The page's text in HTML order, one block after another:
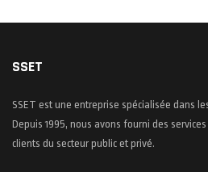
SSET
SSET est une entreprise spécialisée dans
Depuis 1995, nous avons fourni des
clients du secteur public et privé.